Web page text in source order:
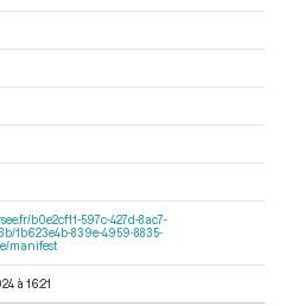
b0e2cf11-597c-427d-8ac7-
1b623e4b-839e-4959-8835-
manifest
à 16:21